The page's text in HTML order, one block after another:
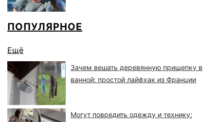
ПОПУЛЯРНОЕ
Ещё
Зачем вешать деревянную прищепку в
ванной: простой лайфхак из Франции
Могут повредить одежду и технику: